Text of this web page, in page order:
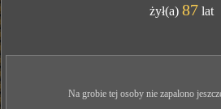
żył(a)87 lat
Na grobie tej osoby nie zapalono